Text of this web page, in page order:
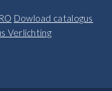
Dowload catalogus
Verlichting